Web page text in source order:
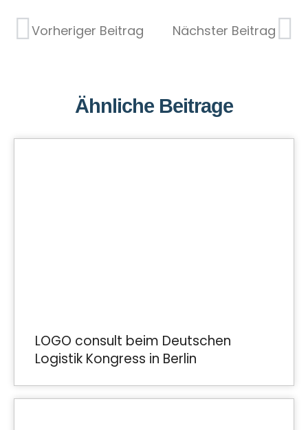
Vorheriger Beitrag Nächster Beitrag
Ähnliche Beitrage
LOGO consult beim Deutschen
Logistik Kongress in Berlin